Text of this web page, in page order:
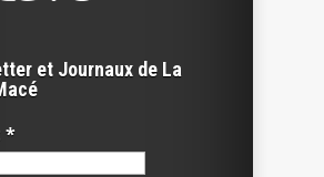
et Journaux de La
*